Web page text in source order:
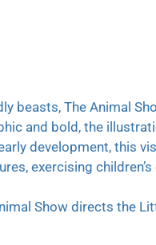
beasts, The Animal
and bold, the
development, this
exercising
Show directs the